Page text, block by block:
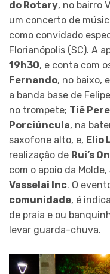
do Rotary, no bairro
um concerto de
como convidado
Florianópolis (SC). A
19h30, e conta com
Fernando, no baixo, e
a banda base de
no trompete; Tiê
Porciúncula, na
saxofone alto, e, Elio
realização de Rui’s
com o apoio da
Vasselai Inc. O
comunidade, é
de praia e ou
levar guarda-chuva.